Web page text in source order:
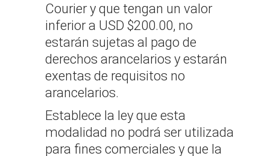
Courier y que tengan un valor
inferior a USD $200.00, no
estarán sujetas al pago de
derechos arancelarios y estarán
exentas de requisitos no
arancelarios.
Establece la ley que esta
modalidad no podrá ser utilizada
para fines comerciales y que la